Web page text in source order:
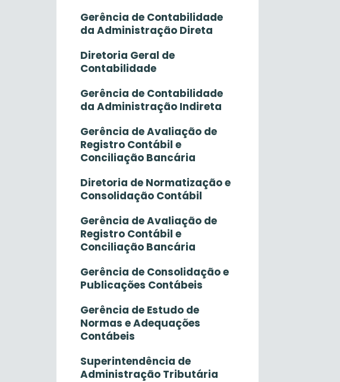
Gerência de Contabilidade
da Administração Direta
Diretoria Geral de
Contabilidade
Gerência de Contabilidade
da Administração Indireta
Gerência de Avaliação de
Registro Contábil e
Conciliação Bancária
Diretoria de Normatização e
Consolidação Contábil
Gerência de Avaliação de
Registro Contábil e
Conciliação Bancária
Gerência de Consolidação e
Publicações Contábeis
Gerência de Estudo de
Normas e Adequações
Contábeis
Superintendência de
Administração Tributária